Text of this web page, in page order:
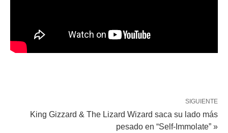
SIGUIENTE
King Gizzard & The Lizard Wizard saca su lado más
pesado en “Self-Immolate” »